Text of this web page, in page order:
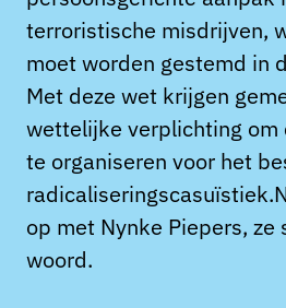
terroristische misdrijven,
moet worden gestemd in
Met deze wet krijgen
wettelijke verplichting om
te organiseren voor het
op met Nynke Piepers, ze
woord.